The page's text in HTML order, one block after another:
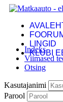
LINGID
KLUBI
Indeks
Viimased
Otsing
Kasutajanimi
Parool